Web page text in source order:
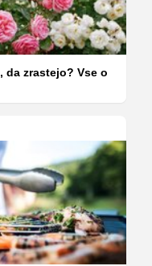
zrastejo? Vse o